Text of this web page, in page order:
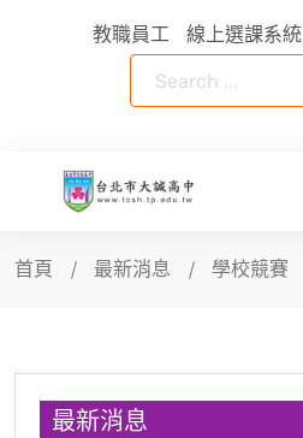
教職員工 線上選課系統
首頁 最新消息 學校競賽
最新消息